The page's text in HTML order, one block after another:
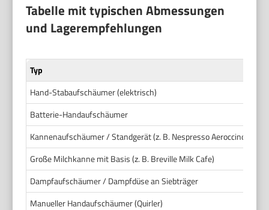
Tabelle mit typischen Abmessungen
und Lagerempfehlungen
Typ
Hand-Stabaufschäumer (elektrisch)
Batterie-Handaufschäumer
Kannenaufschäumer / Standgerät (z. B. Nespresso Aeroccino 4)
Große Milchkanne mit Basis (z. B. Breville Milk Cafe)
Dampfaufschäumer / Dampfdüse an Siebträger
Manueller Handaufschäumer (Quirler)